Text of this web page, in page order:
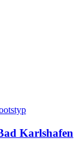
Karlshafen